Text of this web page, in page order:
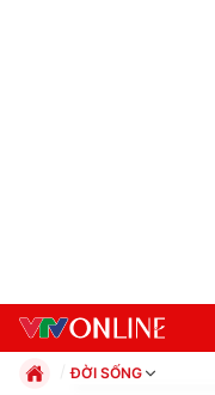
ĐỜI SỐNG